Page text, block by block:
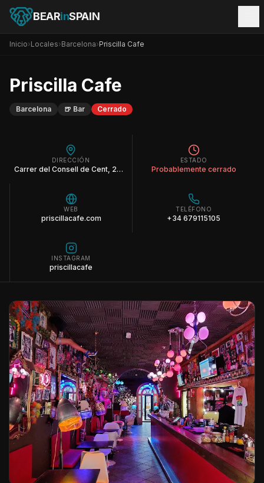
BEARinSPAIN
Inicio›Locales›Barcelona›Priscilla Cafe
Priscilla Cafe
Barcelona 🍺 Bar Cerrado
DIRECCIÓN
Carrer del Consell de Cent, 273, Eixample, 08011 Barcelona
ESTADO
Probablemente cerrado
WEB
priscillacafe.com
TELÉFONO
+34 679115105
INSTAGRAM
priscillacafe